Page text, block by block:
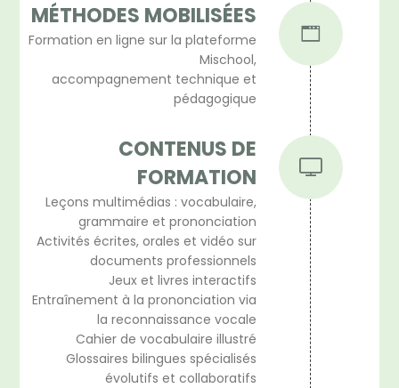
MÉTHODES MOBILISÉES
Formation en ligne sur la plateforme
Mischool,
accompagnement technique et
pédagogique
CONTENUS DE
FORMATION
Leçons multimédias : vocabulaire,
grammaire et prononciation
Activités écrites, orales et vidéo sur
documents professionnels
Jeux et livres interactifs
Entraînement à la prononciation via
la reconnaissance vocale
Cahier de vocabulaire illustré
Glossaires bilingues spécialisés
évolutifs et collaboratifs